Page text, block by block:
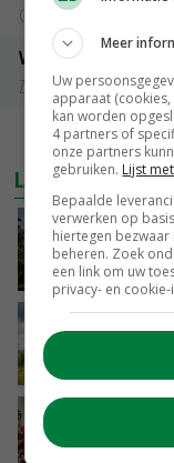
Groningen
Volle melkpoeder
Zuivel NL
LAATSTE NIEUWS
Meer
Uw
apparaat
kan worden
4 partners of
onze partners
gebruiken. Lijst
Bepaalde
verwerken op
hiertegen
beheren. Zoek
een link om uw
privacy- en